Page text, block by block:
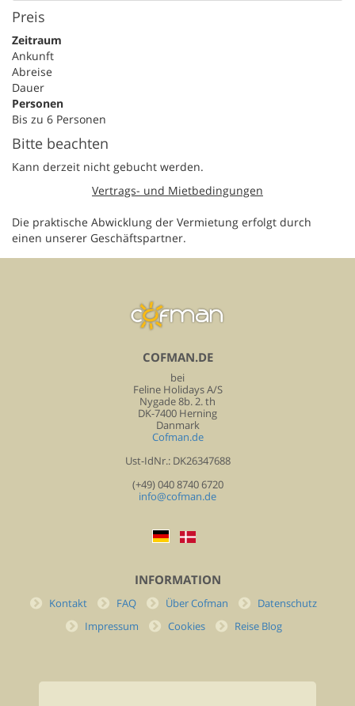
Preis
Zeitraum
Ankunft
Abreise
Dauer
Personen
Bis zu 6 Personen
Bitte beachten
Kann derzeit nicht gebucht werden.
Vertrags- und Mietbedingungen
Die praktische Abwicklung der Vermietung erfolgt durch
einen unserer Geschäftspartner.
COFMAN.DE
bei
Feline Holidays A/S
Nygade 8b. 2. th
DK-7400 Herning
Danmark
Cofman.de
Ust-IdNr.: DK26347688
(+49) 040 8740 6720
info@cofman.de
INFORMATION
Kontakt FAQ Über Cofman
Datenschutz
Impressum
Cookies Reise Blog